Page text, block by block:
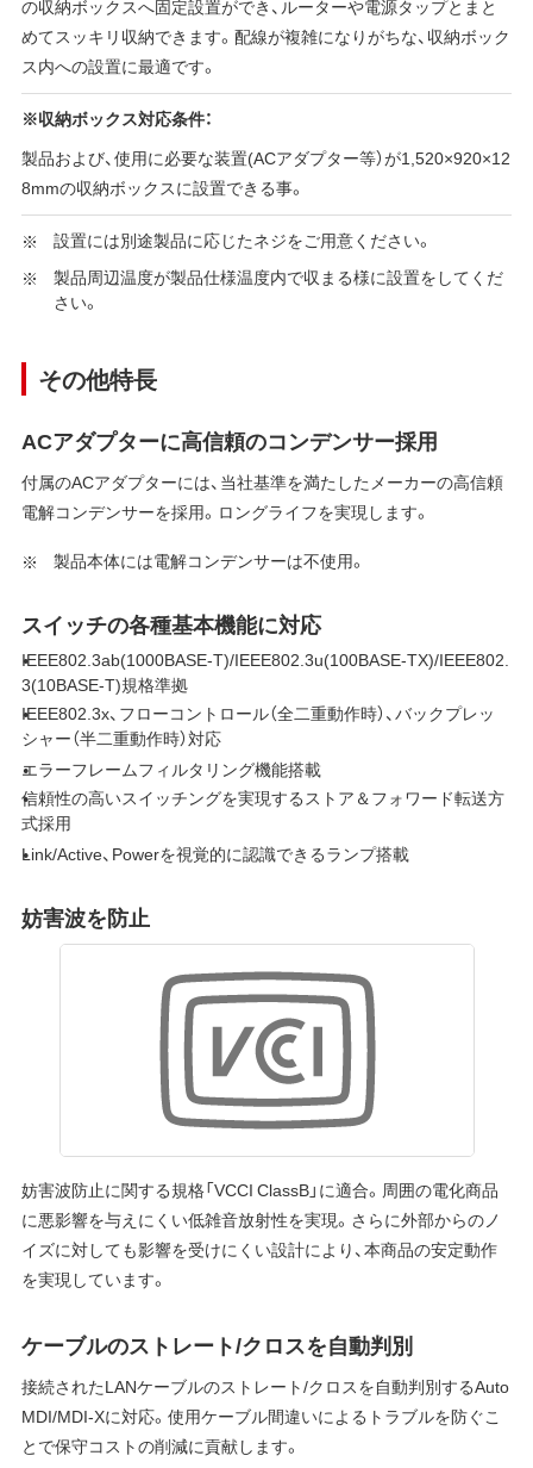
の収納ボックスへ固定設置ができ、ルーターや電源タップとまと
めてスッキリ収納できます。配線が複雑になりがちな、収納ボック
ス内への設置に最適です。
※収納ボックス対応条件：
製品および、使用に必要な装置(ACアダプター等）が1,520×920×12
8mmの収納ボックスに設置できる事。
設置には別途製品に応じたネジをご用意ください。
製品周辺温度が製品仕様温度内で収まる様に設置をしてくだ
さい。
その他特長
ACアダプターに高信頼のコンデンサー採用
付属のACアダプターには、当社基準を満たしたメーカーの高信頼
電解コンデンサーを採用。ロングライフを実現します。
製品本体には電解コンデンサーは不使用。
スイッチの各種基本機能に対応
IEEE802.3ab(1000BASE-T)/IEEE802.3u(100BASE-TX)/IEEE802.
3(10BASE-T)規格準拠
IEEE802.3x、フローコントロール（全二重動作時）、バックプレッ
シャー（半二重動作時）対応
エラーフレームフィルタリング機能搭載
信頼性の高いスイッチングを実現するストア＆フォワード転送方
式採用
Link/Active、Powerを視覚的に認識できるランプ搭載
妨害波を防止
妨害波防止に関する規格「VCCI ClassB」に適合。周囲の電化商品
に悪影響を与えにくい低雑音放射性を実現。さらに外部からのノ
イズに対しても影響を受けにくい設計により、本商品の安定動作
を実現しています。
ケーブルのストレート/クロスを自動判別
接続されたLANケーブルのストレート/クロスを自動判別するAuto
MDI/MDI-Xに対応。使用ケーブル間違いによるトラブルを防ぐこ
とで保守コストの削減に貢献します。